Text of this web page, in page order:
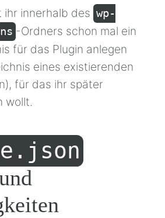
ihr innerhalb des wp-
-Ordners schon mal ein
für das Plugin anlegen
eines existierenden
für das ihr später
wollt.